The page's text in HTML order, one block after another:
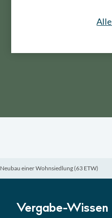
Lektion 5 Eignung im
Lektion 6 Abgabe
Neubau einer Wohnsiedlung (63 ETW)
Vergabe-Wissen